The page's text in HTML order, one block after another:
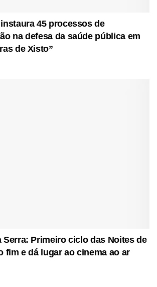
45 processos de
na defesa da saúde pública em
de Xisto”
Serra: Primeiro ciclo das Noites de
fim e dá lugar ao cinema ao ar